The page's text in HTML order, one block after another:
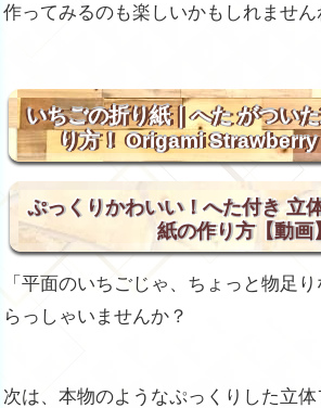
作ってみるのも楽しいかもしれません
いちごの折り紙｜へた がつい
り方！ Origami
ぷっくりかわいい！へた付き 立
紙の作り方【動画】
「平面のいちごじゃ、ちょっと物足
らっしゃいませんか？
次は、本物のようなぷっくりした立